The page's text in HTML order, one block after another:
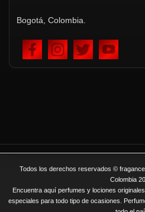
Bogotá, Colombia.
Todos los derechos reservados ©
Colombia
Encuentra aquí perfumes y lociones
especiales para todo tipo de ocasiones.